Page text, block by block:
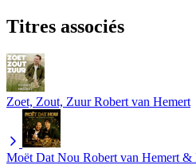
Titres associés
Zoet, Zout, Zuur Robert van Hemert
Moët Dat Nou Robert van Hemert &